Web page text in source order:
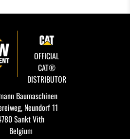
OFFICIAL
CAT®
DISTRIBUTOR
Baumaschinen
Neundorf 11
Sankt Vith
Belgium